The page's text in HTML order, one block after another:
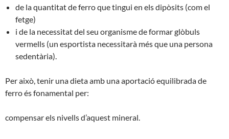
de la quantitat de ferro que tingui en els dipòsits (com el
fetge)
i de la necessitat del seu organisme de formar glòbuls
vermells (un esportista necessitarà més que una persona
sedentària).
Peraixò , tenir una dieta amb una aportació equilibrada de
ferro és fonamental per:
compensar els nivellsd’aquest mineral.